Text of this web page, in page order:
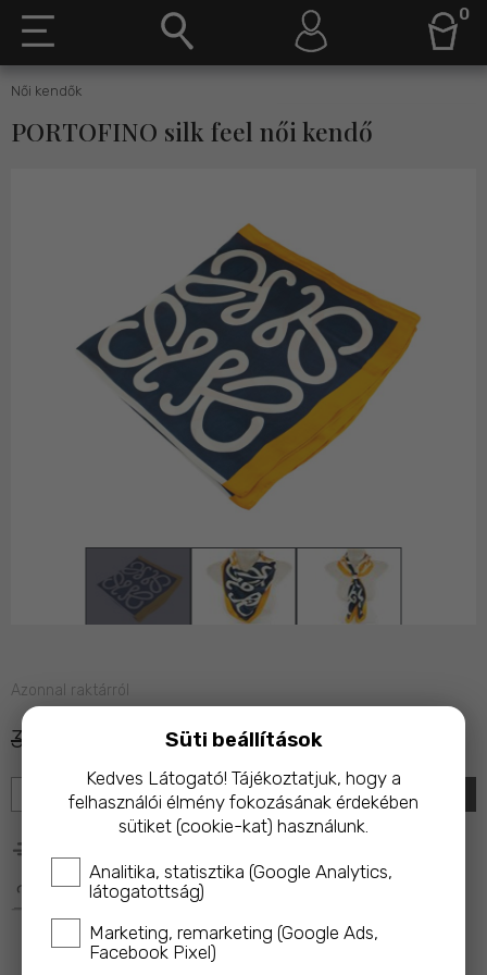
0
Női kendők
PORTOFINO silk feel női kendő
Azonnal raktárról
3 990 Ft
2 990 Ft
KOSÁRBA
A termék megvásárlásakor az ár 10%-ával a
Macskavédő Alapítványt
Süti beállítások
Kedves Látogató! Tájékoztatjuk, hogy a
felhasználói élmény fokozásának érdekében
sütiket (cookie-kat) használunk.
Analitika, statisztika (Google Analytics,
látogatottság)
Marketing, remarketing (Google Ads,
Facebook Pixel)